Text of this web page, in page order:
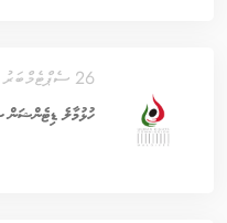
26 ސެޕްޓެމްބަރު 2017
ހުޅުމާލެ ޑިޓެންޝަން